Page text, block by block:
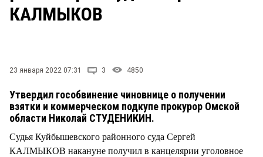
СТИЛЬ ЖИЗНИ
КАЛМЫКОВ
23 января 2022 07:31 3 4850
Утвердил гособвинение чиновнице о получении
взятки и коммерческом подкупе прокурор Омской
области Николай СТУДЕНИКИН.
Судья Куйбышевского районного суда Сергей
КАЛМЫКОВ накануне получил в канцелярии уголовное